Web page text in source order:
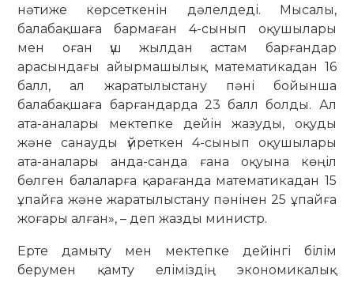
нәтиже көрсеткенін дәлелдеді. Мысалы,
балабақшаға бармаған 4-сынып оқушылары
мен оған үш жылдан астам барғандар
арасындағы айырмашылық математикадан 16
балл, ал жаратылыстану пәні бойынша
балабақшаға барғандарда 23 балл болды. Ал
ата-аналары мектепке дейін жазуды, оқуды
және санауды үйреткен 4-сынып оқушылары
ата-аналары анда-санда ғана оқуына көңіл
бөлген балаларға қарағанда математикадан 15
ұпайға және жаратылыстану пәнінен 25 ұпайға
жоғары алған», – деп жазды министр.
Ерте дамыту мен мектепке дейінгі білім
берумен қамту еліміздің экономикалық